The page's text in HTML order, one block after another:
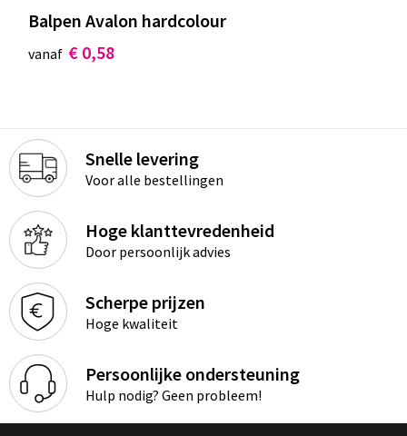
Balpen Avalon hardcolour
vanaf € 0,58
Snelle levering
Voor alle bestellingen
Hoge klanttevredenheid
Door persoonlijk advies
Scherpe prijzen
Hoge kwaliteit
Persoonlijke ondersteuning
Hulp nodig? Geen probleem!